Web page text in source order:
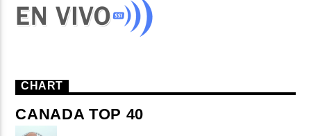
CHART
CANADA TOP 40